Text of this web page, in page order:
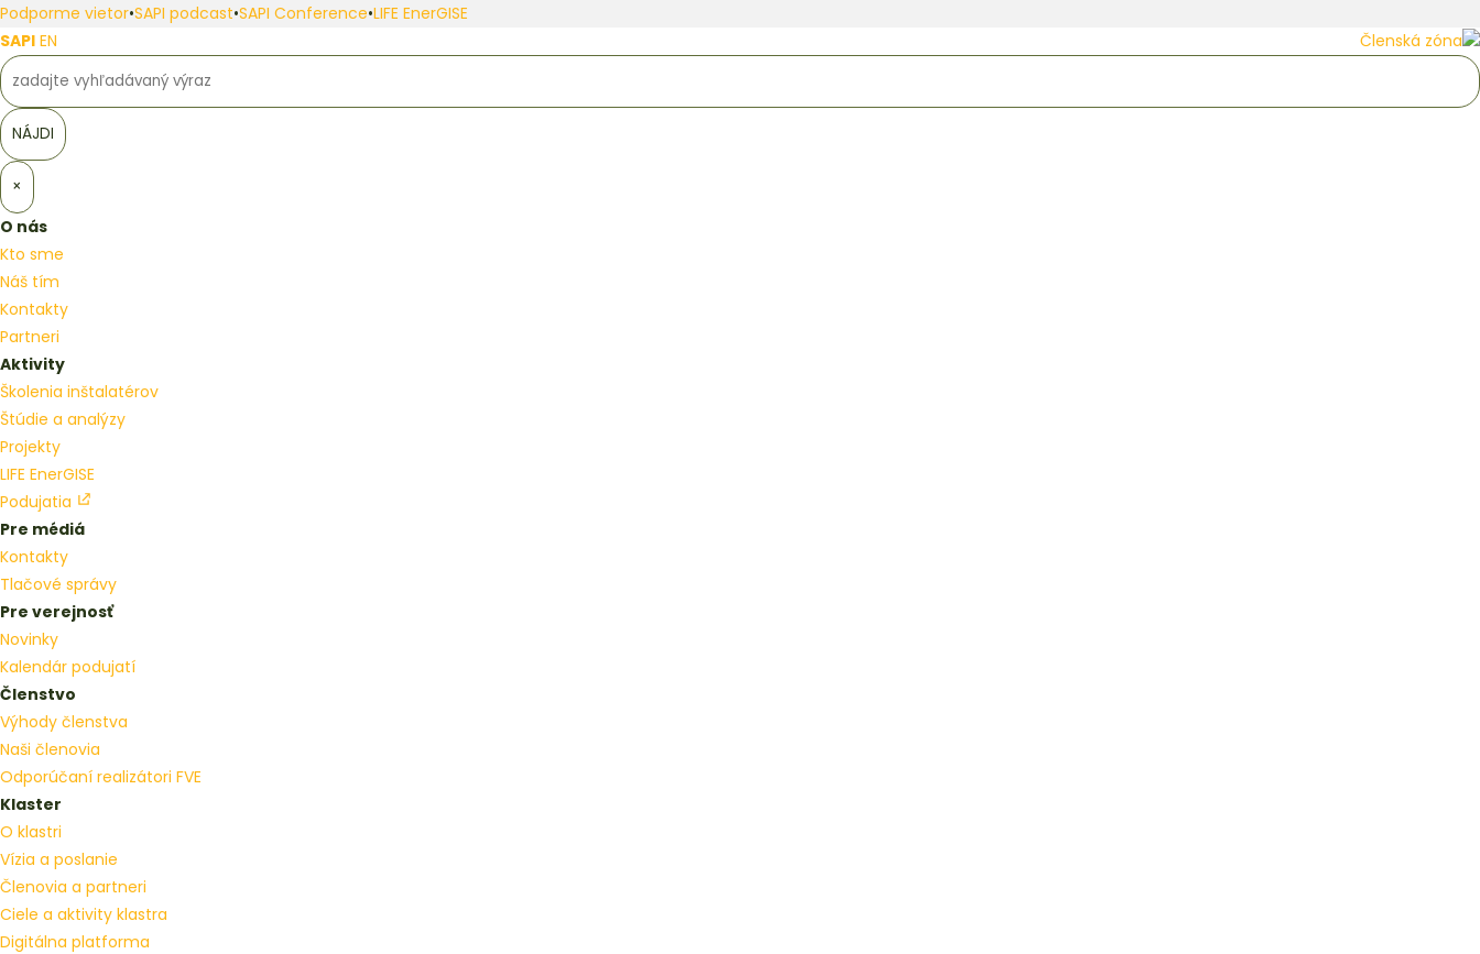
Podporme vietor•SAPI podcast•SAPI Conference•LIFE EnerGISE
SAPI EN Členská zóna
×
O nás
Kto sme
Náš tím
Kontakty
Partneri
Aktivity
Školenia inštalatérov
Štúdie a analýzy
Projekty
LIFE EnerGISE
Podujatia
Pre médiá
Kontakty
Tlačové správy
Pre verejnosť
Novinky
Kalendár podujatí
Členstvo
Výhody členstva
Naši členovia
Odporúčaní realizátori FVE
Klaster
O klastri
Vízia a poslanie
Členovia a partneri
Ciele a aktivity klastra
Digitálna platforma